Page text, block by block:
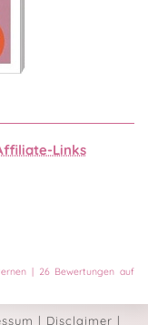
Links
| 26Bewertungen auf
| Disclaimer |